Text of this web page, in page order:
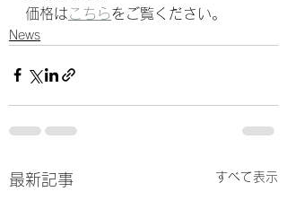
価格はこちらをご覧ください。
News
最新記事 すべて表示